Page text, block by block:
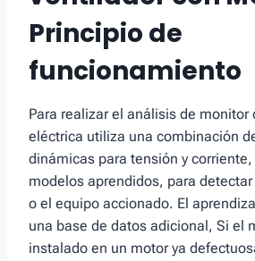
Principio de
funcionamiento
Para realizar el análisis de monitor
eléctrica utiliza una combinación
dinámicas para tensión y
modelos aprendidos, para
o el equipo accionado. El
una base de datos adicional, Si el
instalado en un motor ya